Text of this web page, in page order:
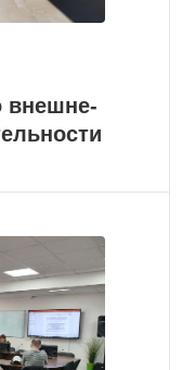
внешне-